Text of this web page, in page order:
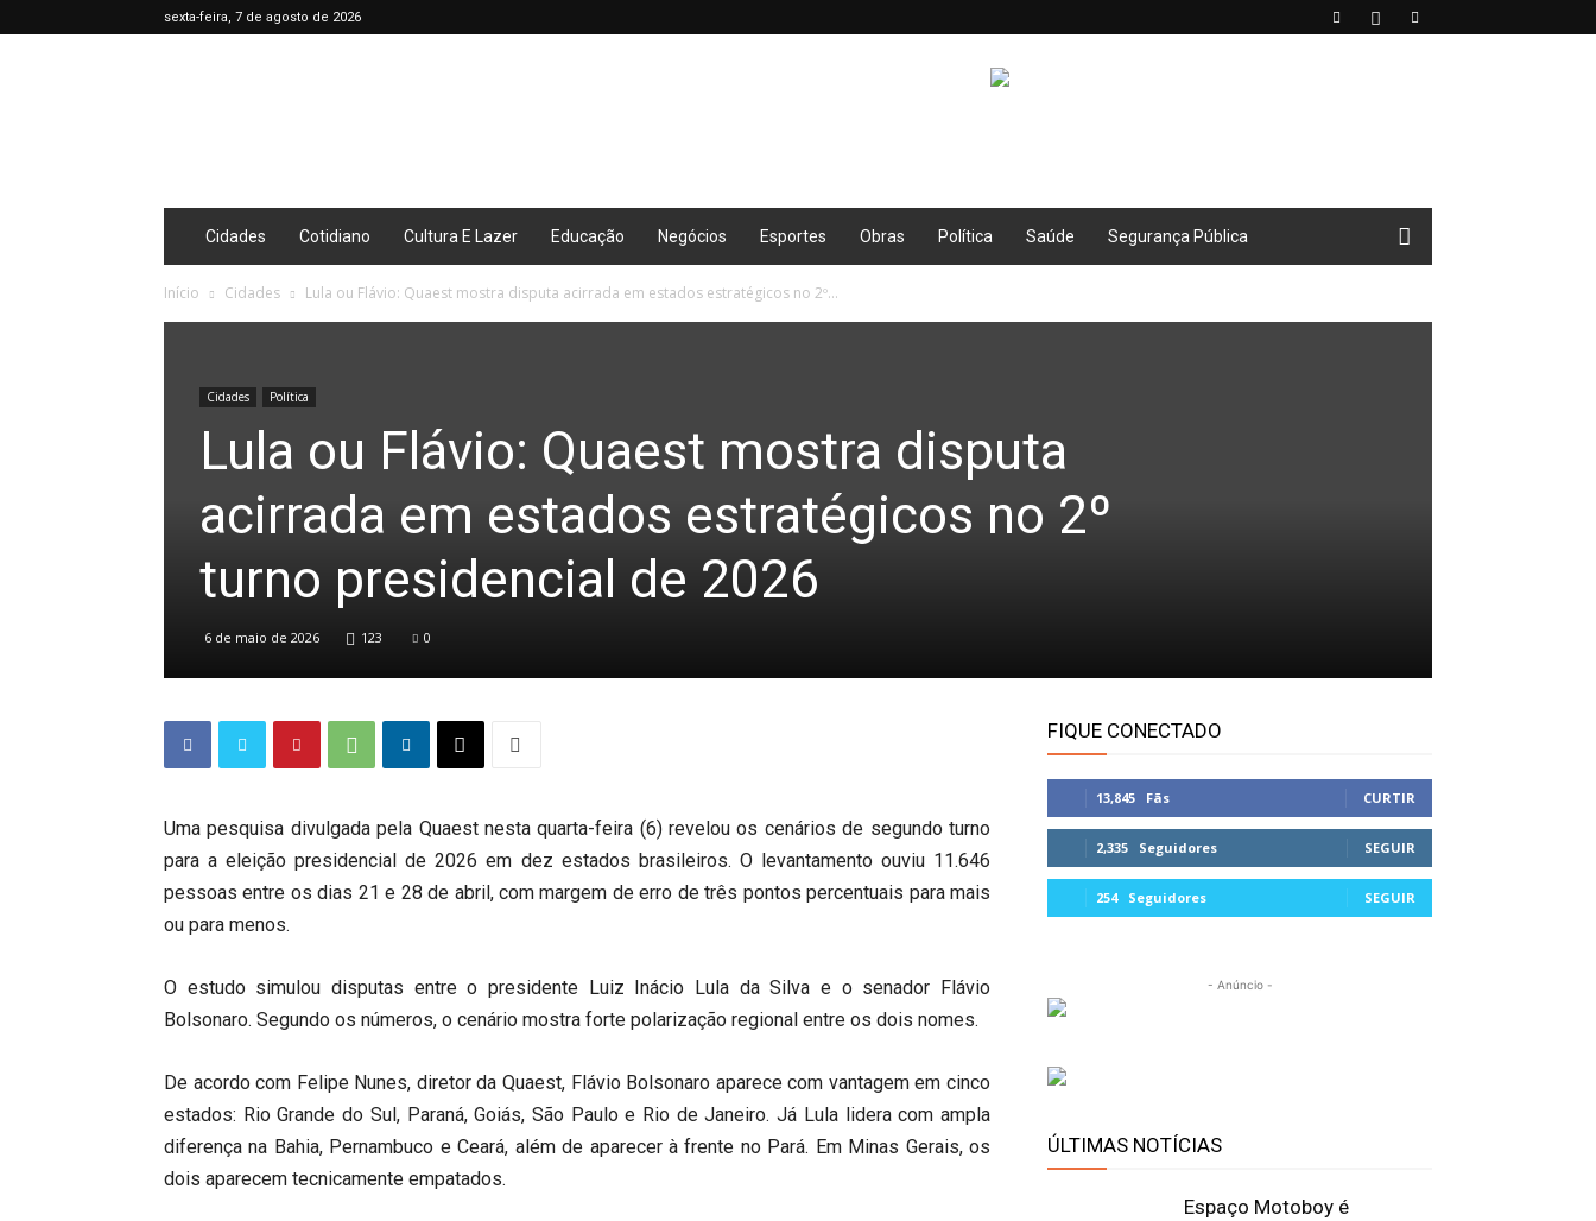
sexta-feira, 7 de agosto de 2026
Cidades Cotidiano Cultura E Lazer Educação Negócios Esportes Obras Política Saúde Segurança Pública
Início Cidades Lula ou Flávio: Quaest mostra disputa acirrada em estados estratégicos no 2º...
Cidades Política
Lula ou Flávio: Quaest mostra disputa
acirrada em estados estratégicos no 2º
turno presidencial de 2026
6 de maio de 2026 123 0
Uma pesquisa divulgada pela Quaest nesta quarta-feira (6) revelou os cenários de segundo turno
para a eleição presidencial de 2026 em dez estados brasileiros. O levantamento ouviu 11.646
pessoas entre os dias 21 e 28 de abril, com margem de erro de três pontos percentuais para mais
ou para menos.
O estudo simulou disputas entre o presidente Luiz Inácio Lula da Silva e o senador Flávio
Bolsonaro. Segundo os números, o cenário mostra forte polarização regional entre os dois nomes.
De acordo com Felipe Nunes, diretor da Quaest, Flávio Bolsonaro aparece com vantagem em cinco
estados: Rio Grande do Sul, Paraná, Goiás, São Paulo e Rio de Janeiro. Já Lula lidera com ampla
diferença na Bahia, Pernambuco e Ceará, além de aparecer à frente no Pará. Em Minas Gerais, os
dois aparecem tecnicamente empatados.
FIQUE CONECTADO
13,845 Fãs CURTIR
2,335 Seguidores SEGUIR
254 Seguidores SEGUIR
- Anúncio -
ÚLTIMAS NOTÍCIAS
Espaço Motoboy é